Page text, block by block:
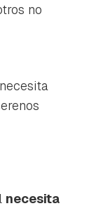
no
necesita